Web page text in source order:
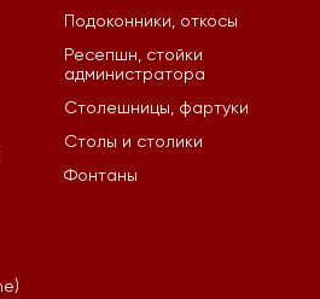
Подоконники, откосы
Ресепшн, стойки
администратора
Столешницы, фартуки
Столы и столики
Фонтаны